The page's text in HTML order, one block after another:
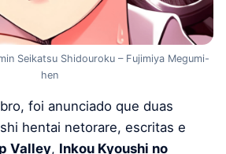
Seikatsu Shidouroku – Fujimiya Megumi-
hen
foi anunciado que duas
hentai netorare, escritas e
Valley, Inkou Kyoushi no